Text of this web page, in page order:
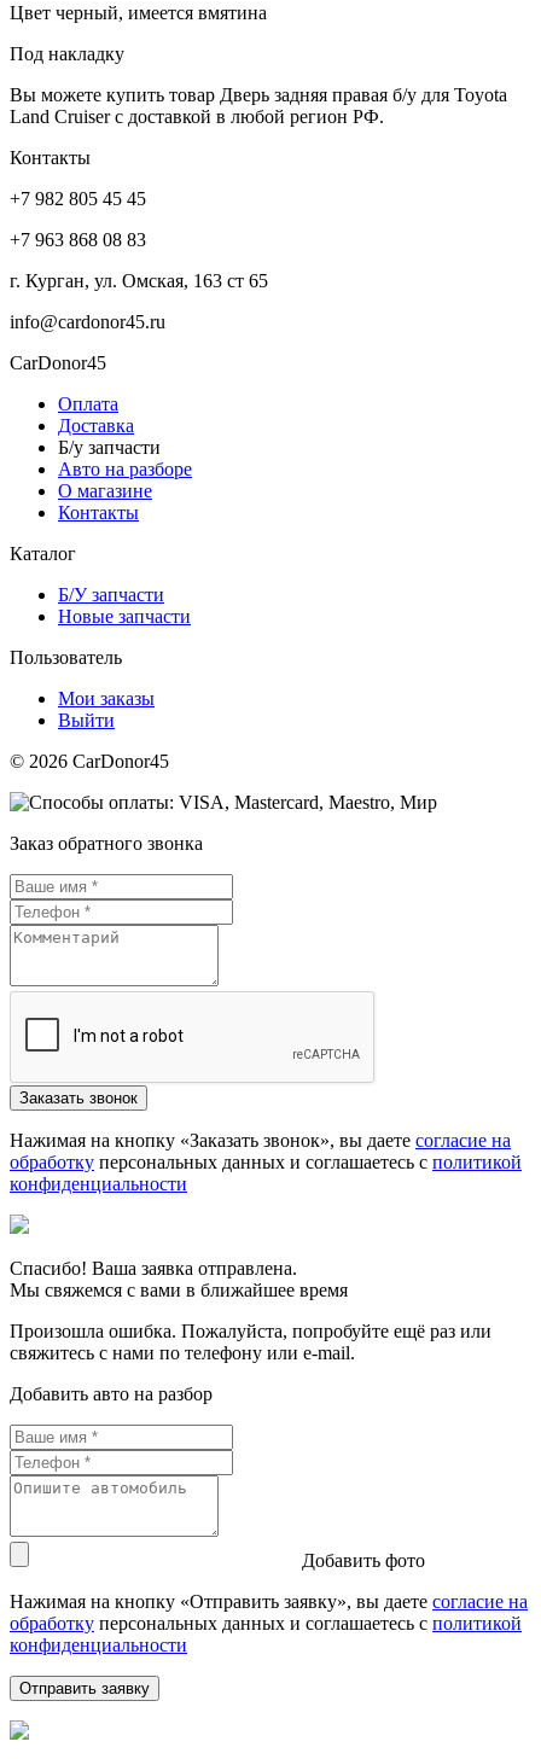
Цвет черный, имеется вмятина
Под накладку
Вы можете купить товар Дверь задняя правая б/у для Toyota
Land Cruiser с доставкой в любой регион РФ.
Контакты
+7 982 805 45 45
+7 963 868 08 83
г. Курган, ул. Омская, 163 ст 65
info@cardonor45.ru
CarDonor45
Оплата
Доставка
Б/у запчасти
Авто на разборе
О магазине
Контакты
Каталог
Б/У запчасти
Новые запчасти
Пользователь
Мои заказы
Выйти
© 2026 CarDonor45
Заказ обратного звонка
Нажимая на кнопку «Заказать звонок», вы даете согласие на
обработку персональных данных и соглашаетесь c политикой
конфиденциальности
Спасибо! Ваша заявка отправлена.
Мы свяжемся с вами в ближайшее время
Произошла ошибка. Пожалуйста, попробуйте ещё раз или
свяжитесь с нами по телефону или e-mail.
Добавить авто на разбор
Добавить фото
Нажимая на кнопку «Отправить заявку», вы даете согласие на
обработку персональных данных и соглашаетесь c политикой
конфиденциальности